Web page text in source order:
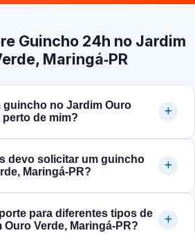
Guincho 24h no Jardim
Maringá‑PR
guincho no Jardim Ouro
perto de mim?
devo solicitar um guincho
Maringá‑PR?
para diferentes tipos de
Verde, Maringá‑PR?